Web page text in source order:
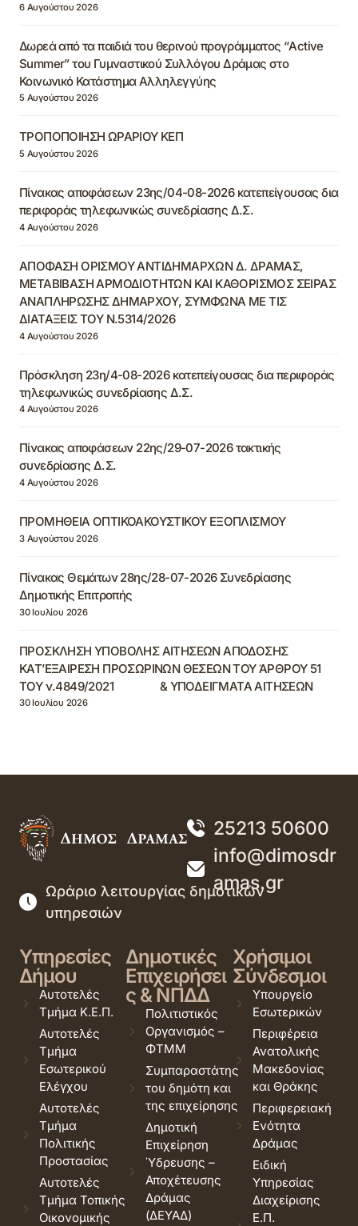
6 Αυγούστου 2026
Δωρεά από τα παιδιά του θερινού προγράμματος “Active
Summer” του Γυμναστικού Συλλόγου Δράμας στο
Κοινωνικό Κατάστημα Αλληλεγγύης
5 Αυγούστου 2026
ΤΡΟΠΟΠΟΙΗΣΗ ΩΡΑΡΙΟΥ ΚΕΠ
5 Αυγούστου 2026
Πίνακας αποφάσεων 23ης/04-08-2026 κατεπείγουσας δια
περιφοράς τηλεφωνικώς συνεδρίασης Δ.Σ.
4 Αυγούστου 2026
ΑΠΟΦΑΣΗ ΟΡΙΣΜΟΥ ΑΝΤΙΔΗΜΑΡΧΩΝ Δ. ΔΡΑΜΑΣ,
ΜΕΤΑΒΙΒΑΣΗ ΑΡΜΟΔΙΟΤΗΤΩΝ ΚΑΙ ΚΑΘΟΡΙΣΜΟΣ ΣΕΙΡΑΣ
ΑΝΑΠΛΗΡΩΣΗΣ ΔΗΜΑΡΧΟΥ, ΣΥΜΦΩΝΑ ΜΕ ΤΙΣ
ΔΙΑΤΑΞΕΙΣ ΤΟΥ Ν.5314/2026
4 Αυγούστου 2026
Πρόσκληση 23η/4-08-2026 κατεπείγουσας δια περιφοράς
τηλεφωνικώς συνεδρίασης Δ.Σ.
4 Αυγούστου 2026
Πίνακας αποφάσεων 22ης/29-07-2026 τακτικής
συνεδρίασης Δ.Σ.
4 Αυγούστου 2026
ΠΡΟΜΗΘΕΙΑ ΟΠΤΙΚΟΑΚΟΥΣΤΙΚΟΥ ΕΞΟΠΛΙΣΜΟΥ
3 Αυγούστου 2026
Πίνακας Θεμάτων 28ης/28-07-2026 Συνεδρίασης
Δημοτικής Επιτροπής
30 Ιουλίου 2026
ΠΡΟΣΚΛΗΣΗ ΥΠΟΒΟΛΗΣ ΑΙΤΗΣΕΩΝ ΑΠΟΔΟΣΗΣ
ΚΑΤ’ΕΞΑΙΡΕΣΗ ΠΡΟΣΩΡΙΝΩΝ ΘΕΣΕΩΝ ΤΟΥ ΆΡΘΡΟΥ 51
ΤΟΥ ν.4849/2021 & ΥΠΟΔΕΙΓΜΑΤΑ ΑΙΤΗΣΕΩΝ
30 Ιουλίου 2026
25213 50600
info@dimosdr
amas.gr
Ωράριο λειτουργίας δημοτικών
υπηρεσιών
Υπηρεσίες
Δήμου
Αυτοτελές
Τμήμα Κ.Ε.Π.
Αυτοτελές
Τμήμα
Εσωτερικού
Ελέγχου
Αυτοτελές
Τμήμα
Πολιτικής
Προστασίας
Αυτοτελές
Τμήμα Τοπικής
Οικονομικής
Δημοτικές
Επιχειρήσει
ς & ΝΠΔΔ
Πολιτιστικός
Οργανισμός –
ΦΤΜΜ
Συμπαραστάτης
του δημότη και
της επιχείρησης
Δημοτική
Επιχείρηση
Ύδρευσης –
Αποχέτευσης
Δράμας
(ΔΕΥΑΔ)
Χρήσιμοι
Σύνδεσμοι
Υπουργείο
Εσωτερικών
Περιφέρεια
Ανατολικής
Μακεδονίας
και Θράκης
Περιφερειακή
Ενότητα
Δράμας
Ειδική
Υπηρεσίας
Διαχείρισης
Ε.Π.